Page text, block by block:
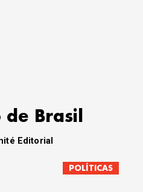
Brasil
Editorial
POLÍTICAS